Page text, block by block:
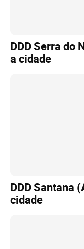
DDD Serra do
a cidade
DDD Santana
cidade